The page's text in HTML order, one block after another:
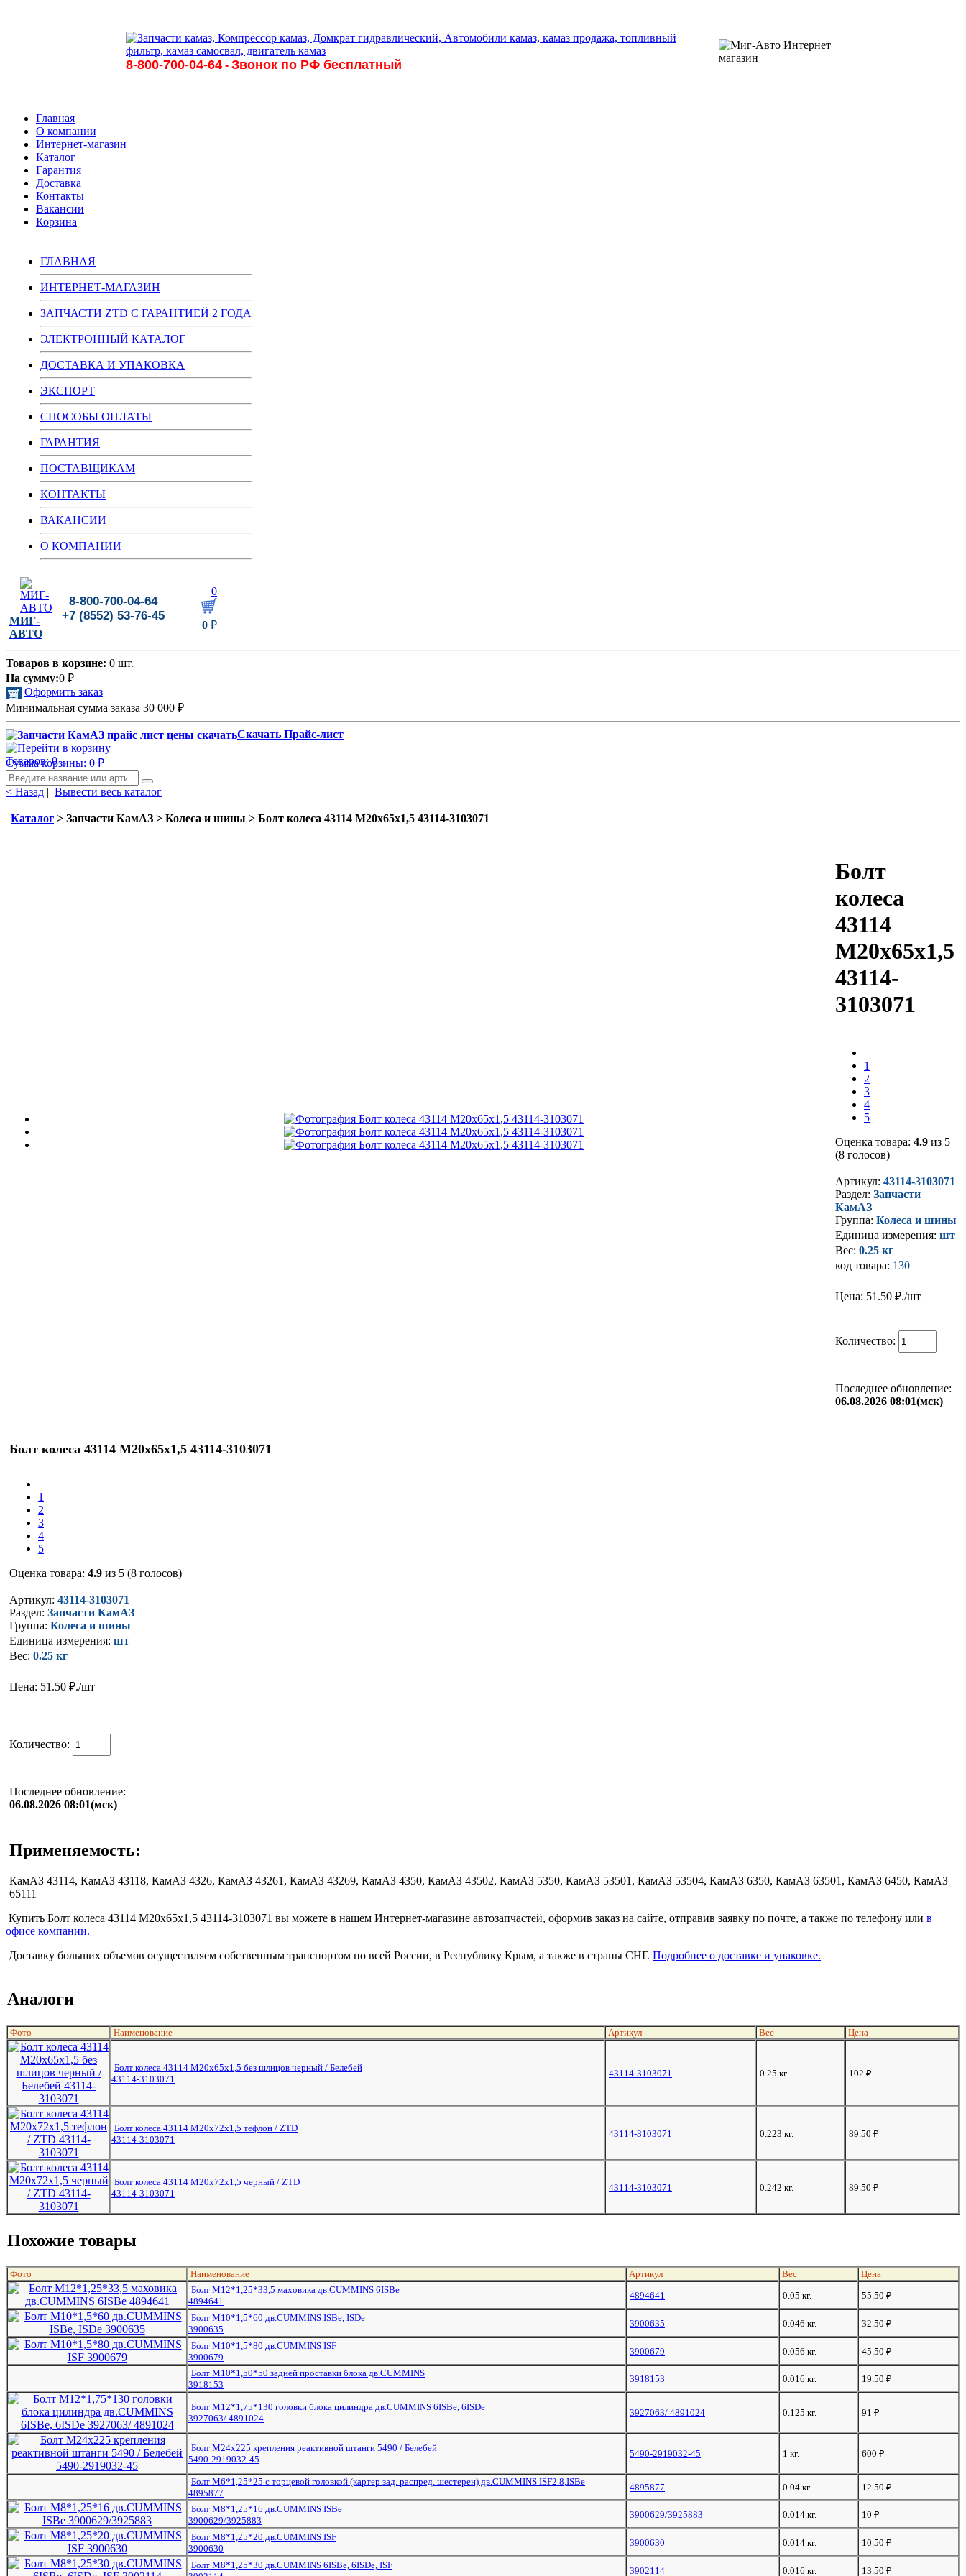
8-800-700-04-64 - Звонок по РФ бесплатный
Главная
О компании
Интернет-магазин
Каталог
Гарантия
Доставка
Контакты
Вакансии
Корзина
ГЛАВНАЯ
ИНТЕРНЕТ-МАГАЗИН
ЗАПЧАСТИ ZTD С ГАРАНТИЕЙ 2 ГОДА
ЭЛЕКТРОННЫЙ КАТАЛОГ
ДОСТАВКА И УПАКОВКА
ЭКСПОРТ
СПОСОБЫ ОПЛАТЫ
ГАРАНТИЯ
ПОСТАВЩИКАМ
КОНТАКТЫ
ВАКАНСИИ
О КОМПАНИИ
МИГ-
АВТО
8-800-700-04-64
+7 (8552) 53-76-45
0
0 ₽
Товаров в корзине: 0 шт.
На сумму:0 ₽
Оформить заказ
Минимальная сумма заказа 30 000 ₽
Скачать Прайс-лист
Товаров: 0
Сумма корзины: 0 ₽
< Назад | Вывести весь каталог
Каталог > Запчасти КамАЗ > Колеса и шины > Болт колеса 43114 М20х65х1,5 43114-3103071
Болт
колеса
43114
М20х65х1,5
43114-
3103071
1
2
3
4
5
Оценка товара: 4.9 из 5
(8 голосов)
Артикул: 43114-3103071
Раздел: Запчасти
КамАЗ
Группа: Колеса и шины
Единица измерения: шт
Вес: 0.25 кг
код товара: 130
Цена: 51.50 ₽./шт
Количество:
Последнее обновление:
06.08.2026 08:01(мск)
Болт колеса 43114 М20х65х1,5 43114-3103071
1
2
3
4
5
Оценка товара: 4.9 из 5 (8 голосов)
Артикул: 43114-3103071
Раздел: Запчасти КамАЗ
Группа: Колеса и шины
Единица измерения: шт
Вес: 0.25 кг
Цена: 51.50 ₽./шт
Количество:
Последнее обновление:
06.08.2026 08:01(мск)
Применяемость:
КамАЗ 43114, КамАЗ 43118, КамАЗ 4326, КамАЗ 43261, КамАЗ 43269, КамАЗ 4350, КамАЗ 43502, КамАЗ 5350, КамАЗ 53501, КамАЗ 53504, КамАЗ 6350, КамАЗ 63501, КамАЗ 6450, КамАЗ
65111
Купить Болт колеса 43114 М20х65х1,5 43114-3103071 вы можете в нашем Интернет-магазине автозапчастей, оформив заказ на сайте, отправив заявку по почте, а также по телефону или в
офисе компании.
Доставку больших объемов осуществляем собственным транспортом по всей России, в Республику Крым, а также в страны СНГ. Подробнее о доставке и упаковке.
Аналоги
Фото Наименование Артикул Вес Цена
Болт колеса 43114 М20х65х1,5 без шлицов черный / Белебей
43114-3103071
43114-3103071 0.25 кг. 102 ₽
Болт колеса 43114 М20х72х1,5 тефлон / ZTD
43114-3103071
43114-3103071 0.223 кг. 89.50 ₽
Болт колеса 43114 М20х72х1,5 черный / ZTD
43114-3103071
43114-3103071 0.242 кг. 89.50 ₽
Похожие товары
Фото Наименование Артикул Вес
Цена
Болт M12*1,25*33,5 маховика дв.CUMMINS 6ISBe
4894641
4894641 0.05 кг. 55.50 ₽
Болт М10*1,5*60 дв.CUMMINS ISBe, ISDe
3900635
3900635 0.046 кг. 32.50 ₽
Болт М10*1,5*80 дв.CUMMINS ISF
3900679
3900679 0.056 кг. 45.50 ₽
Болт М10*1,50*50 задней проставки блока дв.CUMMINS
3918153
3918153 0.016 кг. 19.50 ₽
Болт М12*1,75*130 головки блока цилиндра дв.CUMMINS 6ISBe, 6ISDe
3927063/ 4891024
3927063/ 4891024 0.125 кг. 91 ₽
Болт М24х225 крепления реактивной штанги 5490 / Белебей
5490-2919032-45
5490-2919032-45 1 кг. 600 ₽
Болт М6*1,25*25 с торцевой головкой (картер зад. распред. шестерен) дв.CUMMINS ISF2.8,ISBe
4895877
4895877 0.04 кг. 12.50 ₽
Болт М8*1,25*16 дв.CUMMINS ISBe
3900629/3925883
3900629/3925883 0.014 кг. 10 ₽
Болт М8*1,25*20 дв.CUMMINS ISF
3900630
3900630 0.014 кг. 10.50 ₽
Болт М8*1,25*30 дв.CUMMINS 6ISBe, 6ISDe, ISF
3902114 0.016 кг. 13.50 ₽